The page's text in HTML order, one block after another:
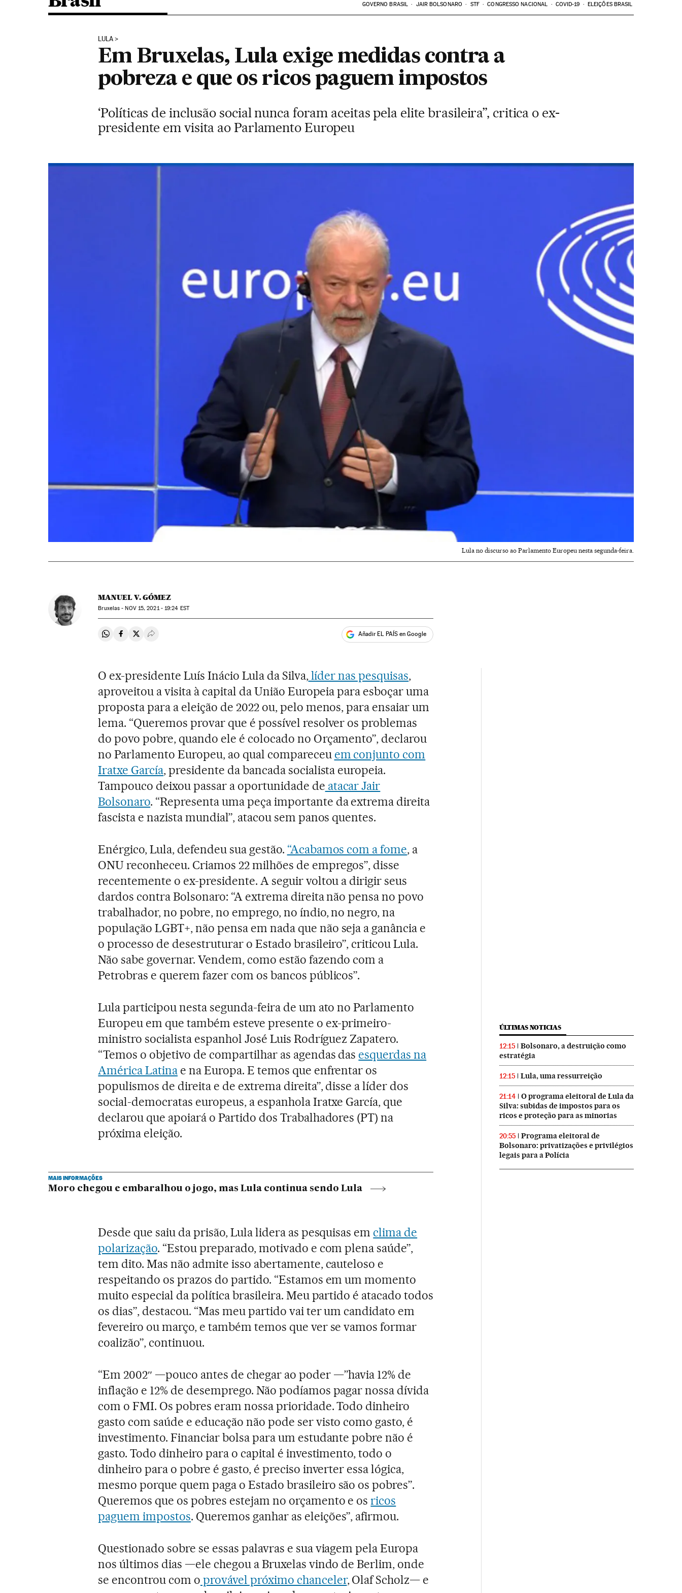
GOVERNO BRASIL JAIR BOLSONARO STF CONGRESSO NACIONAL COVID-19 ELEIÇÕES BRASIL
LULA
Em Bruxelas, Lula exige medidas contra a
pobreza e que os ricos paguem impostos
‘Políticas de inclusão social nunca foram aceitas pela elite brasileira”, critica o ex-
presidente em visita ao Parlamento Europeu
Lula no discurso ao Parlamento Europeu nesta segunda-feira.
MANUEL V. GÓMEZ
Bruxelas -NOV15, 2021 - 19:24 EST
Compartir en Whatsapp
Compartir en Facebook
Compartir en Twitter
Desplegar Redes Sociales Añadir EL PAÍS en Google
O ex-presidente Luís Inácio Lula da Silva,líder nas pesquisas,
aproveitou a visita à capital da União Europeia para esboçar uma
proposta para a eleição de 2022 ou, pelo menos, para ensaiar um
lema. “Queremos provar que é possível resolver os problemas
do povo pobre, quando ele é colocado no Orçamento”, declarou
no Parlamento Europeu, ao qual compareceu em conjunto com
Iratxe García, presidente da bancada socialista europeia.
Tampouco deixou passar a oportunidade de atacar Jair
Bolsonaro. “Representa uma peça importante da extrema direita
fascista e nazista mundial”, atacou sem panos quentes.
Enérgico, Lula, defendeu sua gestão. “Acabamos com a fome, a
ONU reconheceu. Criamos 22 milhões de empregos”, disse
recentemente o ex-presidente. A seguir voltou a dirigir seus
dardos contra Bolsonaro: “A extrema direita não pensa no povo
trabalhador, no pobre, no emprego, no índio, no negro, na
população LGBT+, não pensa em nada que não seja a ganância e
o processo de desestruturar o Estado brasileiro”, criticou Lula.
Não sabe governar. Vendem, como estão fazendo com a
Petrobras e querem fazer com os bancos públicos”.
Lula participou nesta segunda-feira de um ato no Parlamento
Europeu em que também esteve presente o ex-primeiro-
ministro socialista espanhol José Luis Rodríguez Zapatero.
“Temos o objetivo de compartilhar as agendas das esquerdas na
América Latina e na Europa. E temos que enfrentar os
populismos de direita e de extrema direita”, disse a líder dos
social-democratas europeus, a espanhola Iratxe García, que
declarou que apoiará o Partido dos Trabalhadores (PT) na
próxima eleição.
MAIS INFORMAÇÕES
Moro chegou e embaralhou o jogo, mas Lula continua sendo Lula
Desde que saiu da prisão, Lula lidera as pesquisas em clima de
polarização. “Estou preparado, motivado e com plena saúde”,
tem dito. Mas não admite isso abertamente, cauteloso e
respeitando os prazos do partido. “Estamos em um momento
muito especial da política brasileira. Meu partido é atacado todos
os dias”, destacou. “Mas meu partido vai ter um candidato em
fevereiro ou março, e também temos que ver se vamos formar
coalizão”, continuou.
“Em 2002″ —pouco antes de chegar ao poder —”havia 12% de
inflação e 12% de desemprego. Não podíamos pagar nossa dívida
com o FMI. Os pobres eram nossa prioridade. Todo dinheiro
gasto com saúde e educação não pode ser visto como gasto, é
investimento. Financiar bolsa para um estudante pobre não é
gasto. Todo dinheiro para o capital é investimento, todo o
dinheiro para o pobre é gasto, é preciso inverter essa lógica,
mesmo porque quem paga o Estado brasileiro são os pobres”.
Queremos que os pobres estejam no orçamento e osricos
paguem impostos. Queremos ganhar as eleições”, afirmou.
Questionado sobre se essas palavras e sua viagem pela Europa
nos últimos dias —ele chegou a Bruxelas vindo de Berlim, onde
se encontrou com o provável próximo chanceler, Olaf Scholz— e
ÚLTIMAS NOTICIAS
12:15
Bolsonaro, a destruição como
estratégia
12:15 Lula, uma ressurreição
21:14
O programa eleitoral de Lula da
Silva: subidas de impostos para os
ricos e proteção para as minorias
20:55
Programa eleitoral de
Bolsonaro: privatizações e privilégios
legais para a Polícia